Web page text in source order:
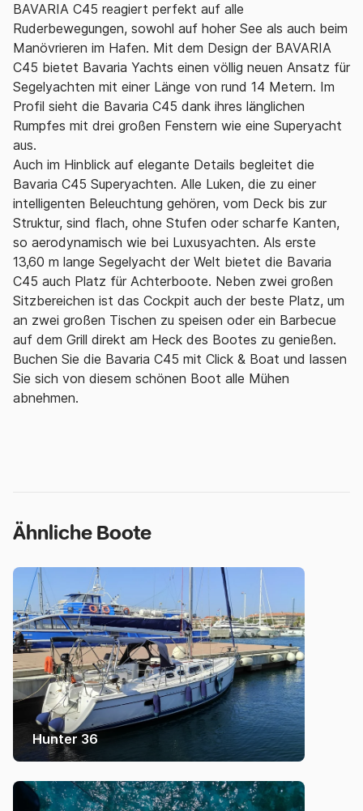
BAVARIA C45 reagiert perfekt auf alle
Ruderbewegungen, sowohl auf hoher See als auch beim
Manövrieren im Hafen. Mit dem Design der BAVARIA
C45 bietet Bavaria Yachts einen völlig neuen Ansatz für
Segelyachten mit einer Länge von rund 14 Metern. Im
Profil sieht die Bavaria C45 dank ihres länglichen
Rumpfes mit drei großen Fenstern wie eine Superyacht
aus.
Auch im Hinblick auf elegante Details begleitet die
Bavaria C45 Superyachten. Alle Luken, die zu einer
intelligenten Beleuchtung gehören, vom Deck bis zur
Struktur, sind flach, ohne Stufen oder scharfe Kanten,
so aerodynamisch wie bei Luxusyachten. Als erste
13,60 m lange Segelyacht der Welt bietet die Bavaria
C45 auch Platz für Achterboote. Neben zwei großen
Sitzbereichen ist das Cockpit auch der beste Platz, um
an zwei großen Tischen zu speisen oder ein Barbecue
auf dem Grill direkt am Heck des Bootes zu genießen.
Buchen Sie die Bavaria C45 mit Click & Boat und lassen
Sie sich von diesem schönen Boot alle Mühen
abnehmen.
Ähnliche Boote
Hunter 36